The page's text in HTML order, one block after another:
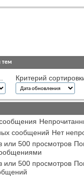
тем
Критерий
Нет